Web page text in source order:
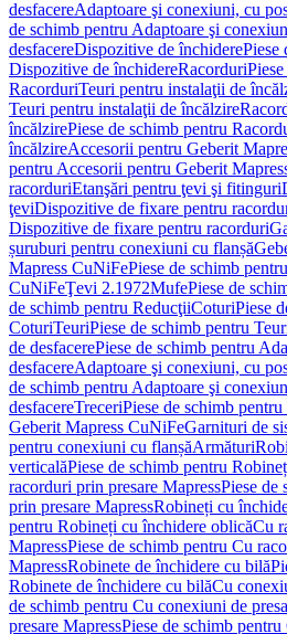
desfacereAdaptoare şi conexiuni, cu
de schimb pentru Adaptoare şi
desfacereDispozitive de închiderePiese
Dispozitive de închidereRacorduri
RacorduriTeuri pentru instalaţii de
Teuri pentru instalaţii de încălzire
încălzirePiese de schimb pentru
încălzireAccesorii pentru Geberit
pentru Accesorii pentru Geberit
racorduriEtanşări pentru ţevi şi fitinguri
ţeviDispozitive de fixare pentru
Dispozitive de fixare pentru racorduri
șuruburi pentru conexiuni cu flanșă
Mapress CuNiFePiese de schimb
CuNiFeŢevi 2.1972MufePiese de
de schimb pentru ReducţiiCoturiPiese
CoturiTeuriPiese de schimb pentru
de desfacerePiese de schimb pentru
desfacereAdaptoare şi conexiuni, cu
de schimb pentru Adaptoare şi
desfacereTreceriPiese de schimb pentru
Geberit Mapress CuNiFeGarnituri de
pentru conexiuni cu flanșăArmături
verticalăPiese de schimb pentru
racorduri prin presare MapressPiese de
prin presare MapressRobineți cu
pentru Robineți cu închidere oblicăCu
MapressPiese de schimb pentru Cu
MapressRobinete de închidere cu bilă
Robinete de închidere cu bilăCu
de schimb pentru Cu conexiuni de
presare MapressPiese de schimb